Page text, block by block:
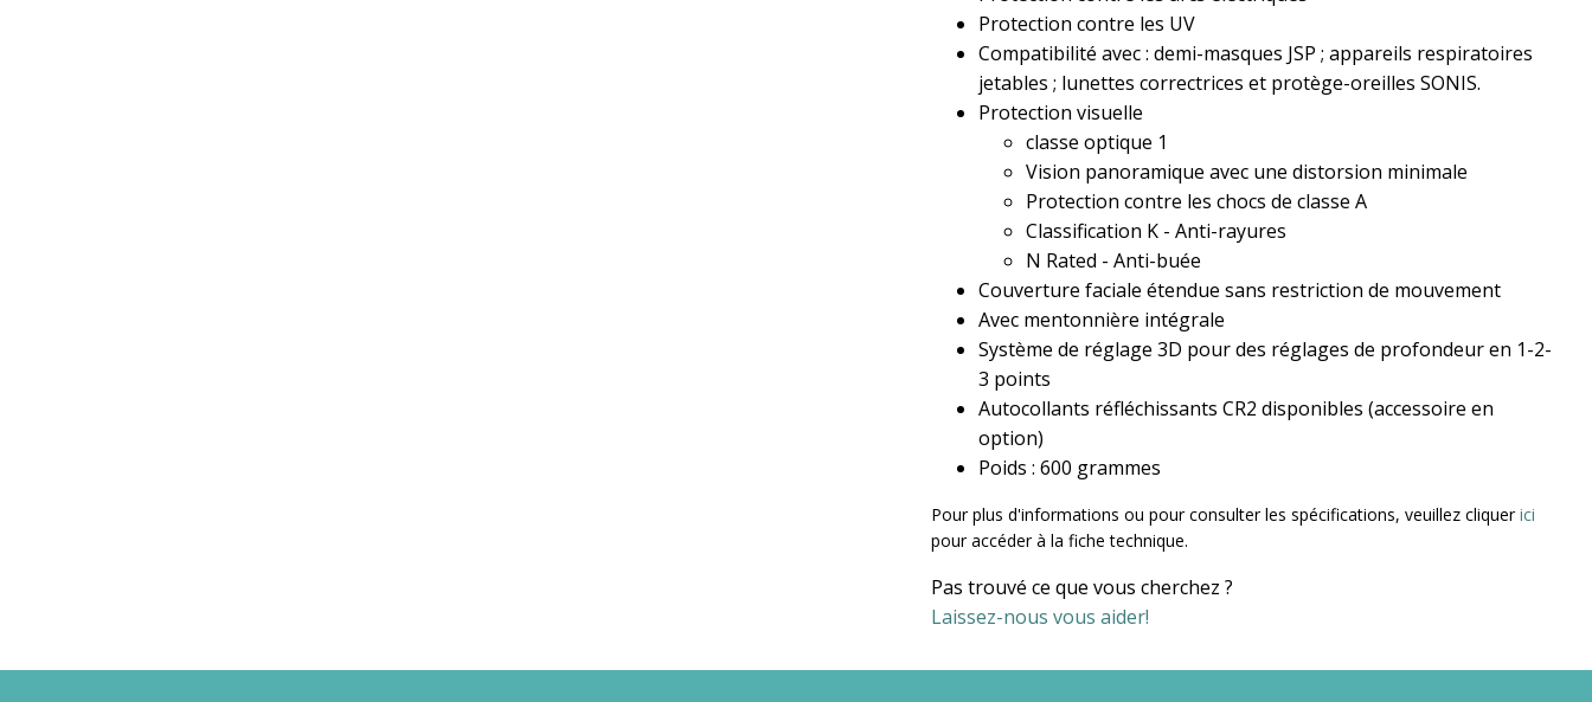
Protection contre les UV
Compatibilité avec : demi-masques JSP ; appareils respiratoires
jetables ; lunettes correctrices et protège-oreilles SONIS.
Protection visuelle
classe optique 1
Vision panoramique avec une distorsion minimale
Protection contre les chocs de classe A
Classification K - Anti-rayures
N Rated - Anti-buée
Couverture faciale étendue sans restriction de mouvement
Avec mentonnière intégrale
Système de réglage 3D pour des réglages de profondeur en 1-2-
3 points
Autocollants réfléchissants CR2 disponibles (accessoire en
option)
Poids : 600 grammes
Pour plus d'informations ou pour consulter les spécifications, veuillez cliquerici
pour accéder à la fiche technique.
Pas trouvé ce que vous cherchez ?
Laissez-nous vous aider!